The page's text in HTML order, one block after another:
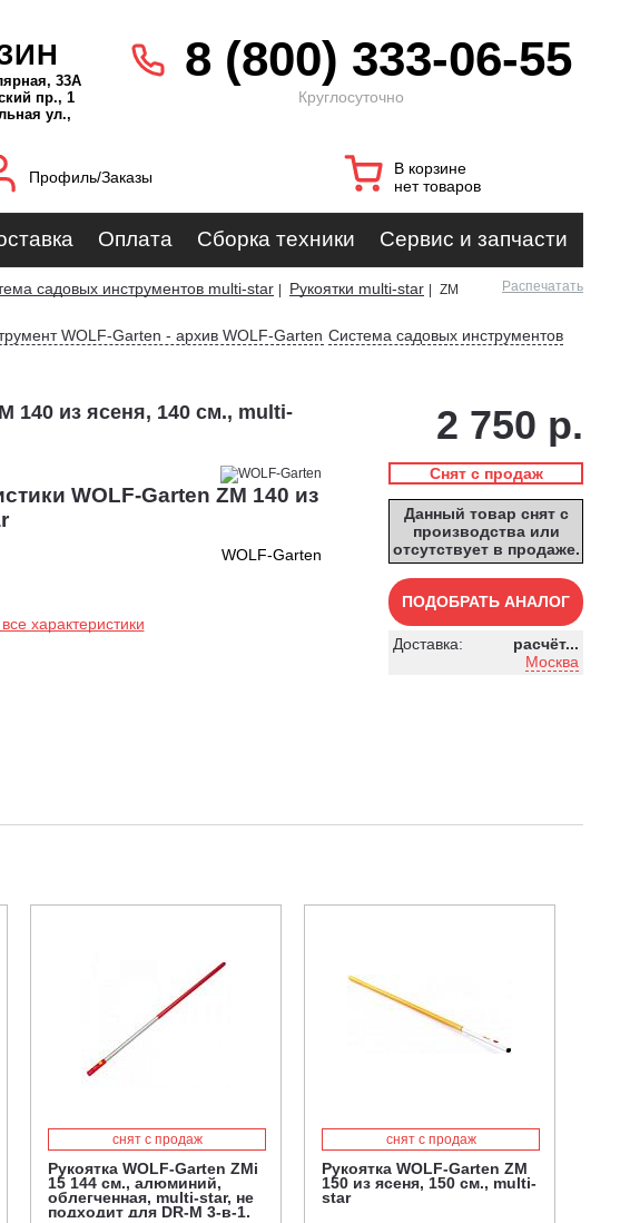
33А
пр., 1
ул.,
8 (800) 333-06-55
Круглосуточно
Профиль/Заказы
В корзине
нет товаров
Оплата Сборка техники Сервис и запчасти
садовых инструментов multi-star Рукоятки multi-star
ZM
Распечатать
WOLF-Garten - архив WOLF-Garten Система садовых инструментов
140 из ясеня, 140 см., multi-
WOLF-Garten ZM 140 из
WOLF-Garten
характеристики
2 750 р.
Снят с продаж
Данный товар снят с
производства или
отсутствует в продаже.
ПОДОБРАТЬ АНАЛОГ
Доставка:
расчёт...
Москва
снят с продаж
Рукоятка WOLF-Garten ZMi
15 144 см., алюминий,
облегченная, multi-star, не
подходит для DR-M 3-в-1,
снят с продаж
Рукоятка WOLF-Garten ZM
150 из ясеня, 150 см., multi-
star